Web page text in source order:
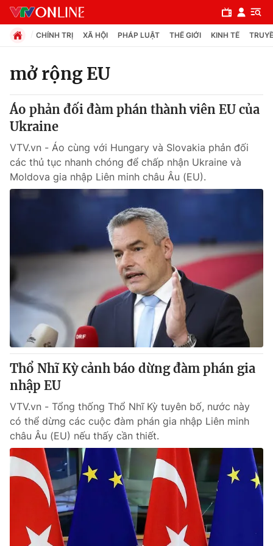
Chuyên mục
Chính trị
Xã hội
Pháp luật
Tin tức
Thế giới đó đây
Câu chuyện quốc tế
Kinh tế
Tài chính
Thị trường
Góc doanh nghiệp
Dữ liệu và đời sống
Truyền hình
Phim VTV
Hậu trường
Nhân vật
Khán giả
Giải sao mai
Giải trí
Điện ảnh
Âm nhạc
Sao
Đời sống
Du lịch
Làm đẹp
Chất lượng cuộc sống
Giáo dục
Tuyển sinh
Học trực tuyến
Công nghệ
Hitech Công nghệ tương lai
CHÍNH TRỊ XÃ HỘI PHÁP LUẬT THẾ GIỚI KINH TẾ
mở rộng EU
Áo phản đối đàm phán thành viên EU của
Ukraine
VTV.vn - Áo cùng với Hungary và Slovakia phản đối
các thủ tục nhanh chóng để chấp nhận Ukraine và
Moldova gia nhập Liên minh châu Âu (EU).
Thổ Nhĩ Kỳ cảnh báo dừng đàm phán gia
nhập EU
VTV.vn - Tổng thống Thổ Nhĩ Kỳ tuyên bố, nước này
có thể dừng các cuộc đàm phán gia nhập Liên minh
châu Âu (EU) nếu thấy cần thiết.